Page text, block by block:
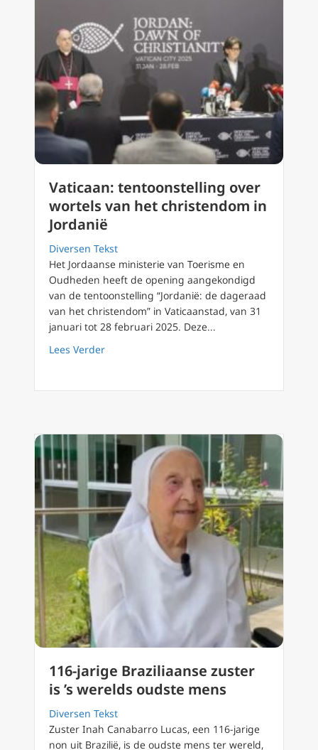
Vaticaan: tentoonstelling over
wortels van het christendom in
Jordanië
Diversen Tekst
Het Jordaanse ministerie van Toerisme en
Oudheden heeft de opening aangekondigd
van de tentoonstelling “Jordanië: de dageraad
van het christendom” in Vaticaanstad, van 31
januari tot 28 februari 2025. Deze...
Lees Verderabout Vaticaan: tentoonstelling over
116-jarige Braziliaanse zuster
is ’s werelds oudste mens
Diversen Tekst
Zuster Inah Canabarro Lucas, een 116-jarige
non uit Brazilië, is de oudste mens ter wereld,